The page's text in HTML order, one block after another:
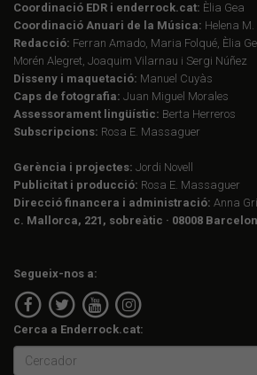
Coordinació EDR i enderrock.cat: Èlia Gea
Coordinació Anuari de la Música: Helena
Redacció: Ferran Amado, Maria Folqué, Èlia
Morén Alegret, Joaquim Vilarnau i Sergi Núñez
Disseny i maquetació: Manuel Cuyàs
Caps de fotografia: Juan Miguel Morales
Assessorament lingüístic: Berta Herreros
Subscripcions: Rosa E. Massaguer
Gerència i projectes: Jordi Novell
Publicitat i producció: Rosa E. Massaguer
Direcció financera i administració: Anna
c. Mallorca, 221, sobreàtic · 08008
Segueix-nos a:
Cerca a Enderrock.cat: